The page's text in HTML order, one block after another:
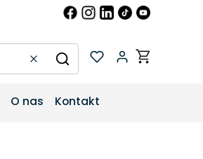
WyczyśćSzukaj
Produkty w
O nas Kontakt